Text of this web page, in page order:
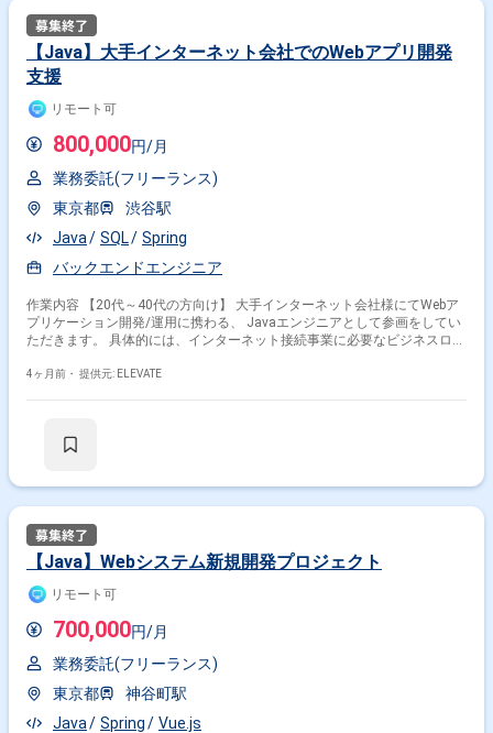
【Java】大手インターネット会社でのWebアプリ開発
支援
リモート可
800,000円/月
業務委託(フリーランス)
東京都
渋谷駅
Java
SQL
Spring
バックエンドエンジニア
作業内容 【20代～40代の方向け】 大手インターネット会社様にてWebア
プリケーション開発/運用に携わる、 Javaエンジニアとして参画をしてい
ただきます。 具体的には、インターネット接続事業に必要なビジネスロジ
規開発・改修に携わっていただきます。
4ヶ月前・ 提供元: ELEVATE
【Java】Webシステム新規開発プロジェクト
リモート可
700,000円/月
業務委託(フリーランス)
東京都
神谷町駅
Java
Spring
Vue.js